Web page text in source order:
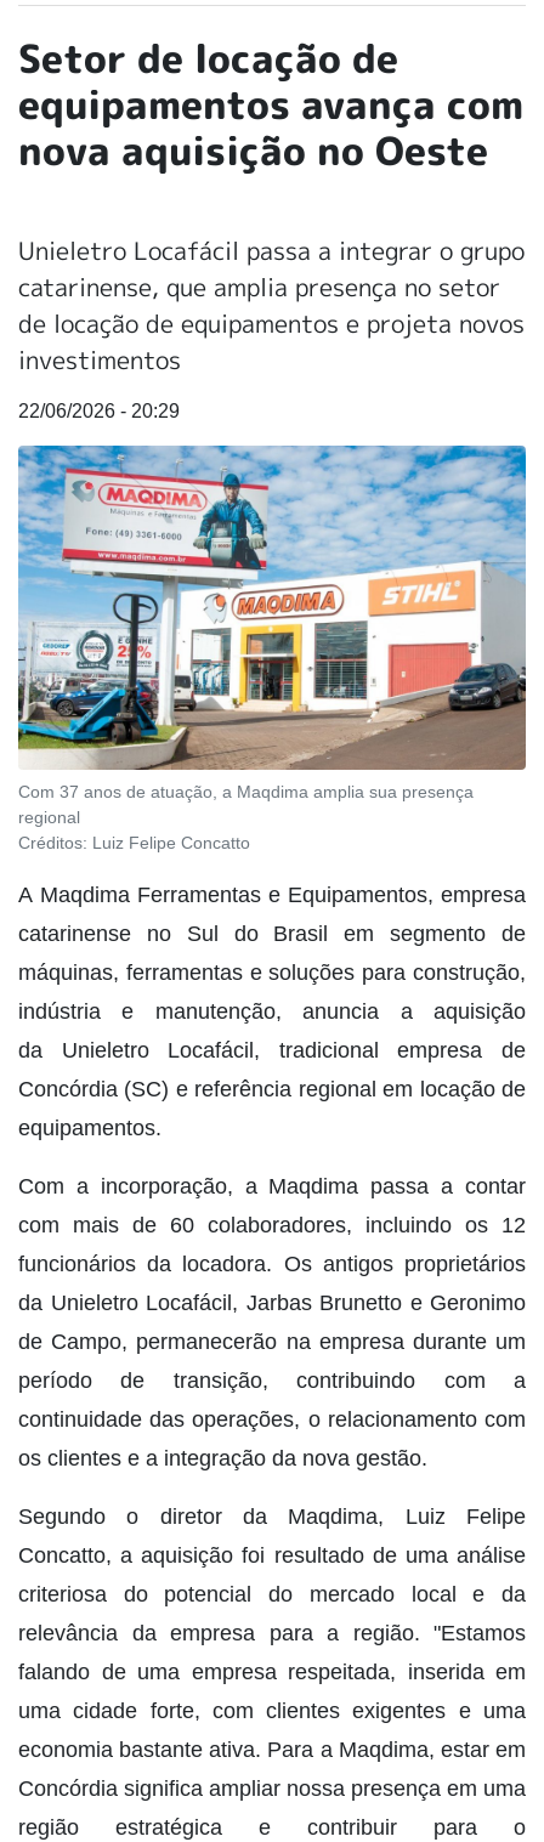
Setor de locação de
equipamentos avança com
nova aquisição no Oeste
Unieletro Locafácil passa a integrar o grupo
catarinense, que amplia presença no setor
de locação de equipamentos e projeta novos
investimentos
22/06/2026 - 20:29
Com 37 anos de atuação, a Maqdima amplia sua presença
regional
Créditos: Luiz Felipe Concatto
A Maqdima Ferramentas e Equipamentos, empresa
catarinense no Sul do Brasil em segmento de
máquinas, ferramentas e soluções para construção,
indústria e manutenção, anuncia a aquisição
da Unieletro Locafácil, tradicional empresa de
Concórdia (SC) e referência regional em locação de
equipamentos.
Com a incorporação, a Maqdima passa a contar
com mais de 60 colaboradores, incluindo os 12
funcionários da locadora. Os antigos proprietários
da Unieletro Locafácil, Jarbas Brunetto e Geronimo
de Campo, permanecerão na empresa durante um
período de transição, contribuindo com a
continuidade das operações, o relacionamento com
os clientes e a integração da nova gestão.
Segundo o diretor da Maqdima, Luiz Felipe
Concatto, a aquisição foi resultado de uma análise
criteriosa do potencial do mercado local e da
relevância da empresa para a região. "Estamos
falando de uma empresa respeitada, inserida em
uma cidade forte, com clientes exigentes e uma
economia bastante ativa. Para a Maqdima, estar em
Concórdia significa ampliar nossa presença em uma
região estratégica e contribuir para o